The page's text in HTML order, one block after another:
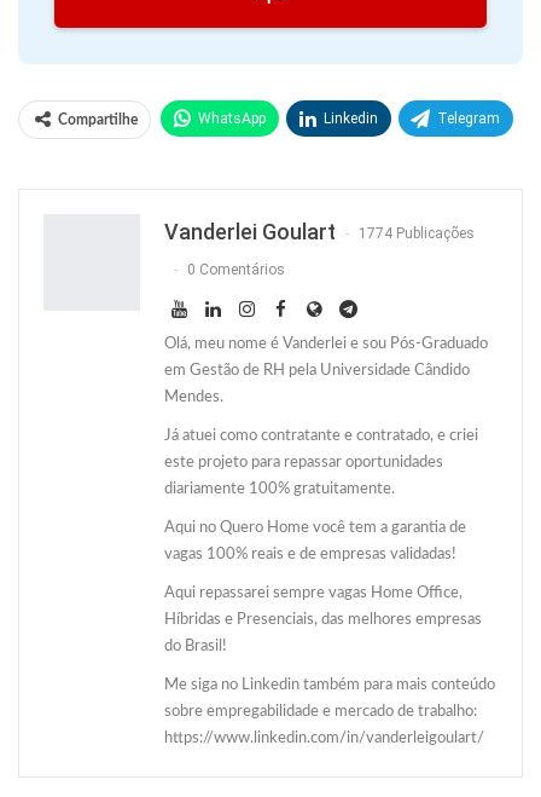
Compartilhe WhatsApp Linkedin Telegram
Vanderlei Goulart 1774 Publicações
0 Comentários
Olá, meu nome é Vanderlei e sou Pós-Graduado
em Gestão de RH pela Universidade Cândido
Mendes.
Já atuei como contratante e contratado, e criei
este projeto para repassar oportunidades
diariamente 100% gratuitamente.
Aqui no Quero Home você tem a garantia de
vagas 100% reais e de empresas validadas!
Aqui repassarei sempre vagas Home Office,
Híbridas e Presenciais, das melhores empresas
do Brasil!
Me siga no Linkedin também para mais conteúdo
sobre empregabilidade e mercado de trabalho:
https://www.linkedin.com/in/vanderleigoulart/